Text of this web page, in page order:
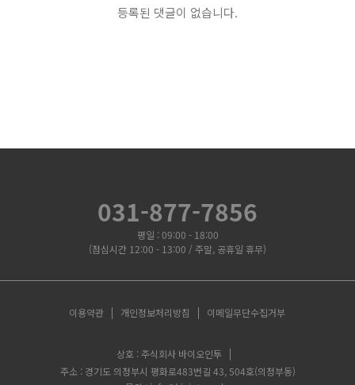
등록된 댓글이 없습니다.
031-877-7856
평일 : 09:00 - 18:00
(점심시간 12:00 - 13:00 / 주말, 공휴일 휴무)
이용약관 개인정보처리방침 이메일무단수집거부
상호 : 주식회사 바이오인투
주소 : 경기도 의정부시 평화로483번길 43, 504호(의정부동)